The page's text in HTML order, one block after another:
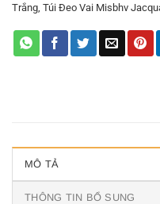
Trắng Túi Đeo Vai Misbhv
MÔ TẢ
THÔNG TIN BỔ SUNG